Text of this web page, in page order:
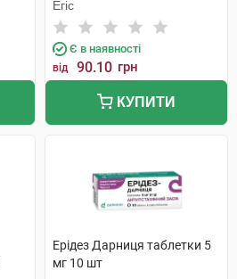
Егіс
Є в наявності
від 90.10 грн
КУПИТИ
Ерідез Дарниця таблетки 5
мг 10 шт